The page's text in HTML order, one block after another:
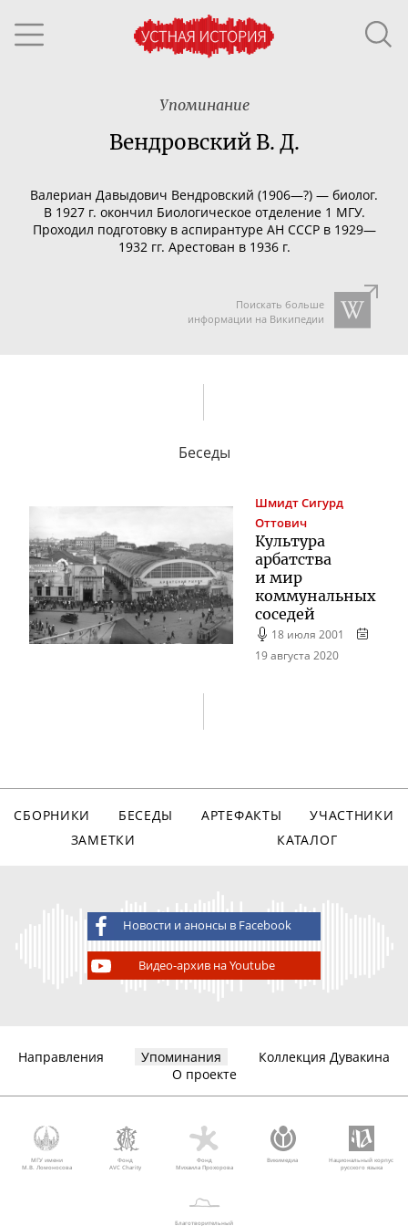
Упоминание
Вендровский В. Д.
Валериан Давыдович Вендровский (1906—?) — биолог.
В 1927 г. окончил Биологическое отделение 1 МГУ.
Проходил подготовку в аспирантуре АН СССР в 1929—
1932 гг. Арестован в 1936 г.
Поискать больше
информации на Википедии
Беседы
ШмидтСигурд
Оттович
Культура
арбатства
и мир
коммунальных
соседей
18 июля 2001
19 августа 2020
СБОРНИКИ БЕСЕДЫ АРТЕФАКТЫ
УЧАСТНИКИ
ЗАМЕТКИ
КАТАЛОГ
Новости и анонсы в Facebook
Видео-архив на Youtube
Направления Упоминания
Коллекция Дувакина
О проекте
МГУ имени
М.В. Ломоносова
Фонд
AVC Charity
Фонд
Михаила Прохорова
Викимедиа
Национальный корпус
русского языка
Благотворительный